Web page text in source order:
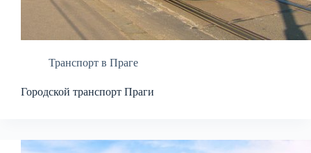
Транспорт в Праге
Городской транспорт Праги